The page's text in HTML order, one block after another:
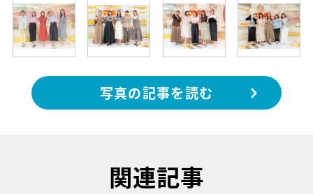
写真の記事を読む
関連記事